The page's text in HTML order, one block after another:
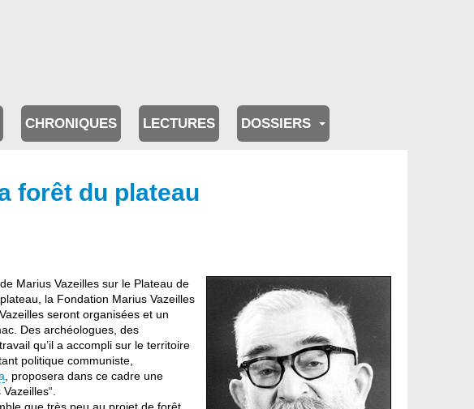
CHRONIQUES LECTURES DOSSIERS
forêt du plateau
Marius Vazeilles sur le Plateau de
la Fondation Marius Vazeilles
seront organisées et un
Des archéologues, des
qu’il a accompli sur le territoire
politique communiste,
, proposera dans ce cadre une